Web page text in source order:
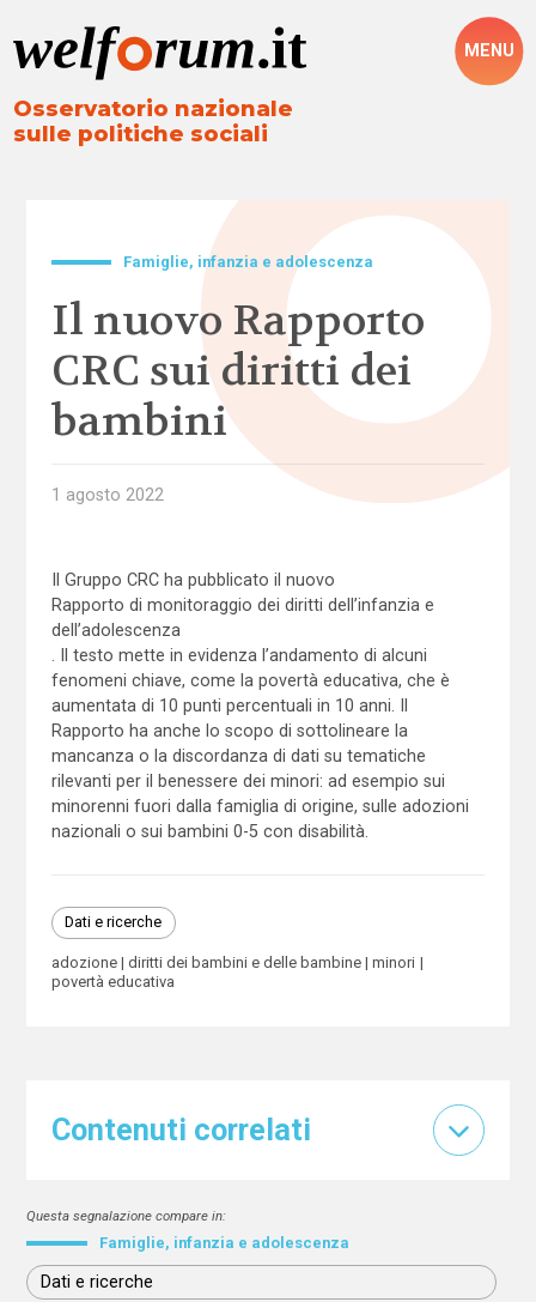
Osservatorio nazionale
sulle politiche sociali
MENU
Famiglie, infanzia e adolescenza
Il nuovo Rapporto
CRC sui diritti dei
bambini
1 agosto 2022
Il Gruppo CRC ha pubblicato il nuovo
Rapporto di monitoraggio dei diritti dell’infanzia e
dell’adolescenza
. Il testo mette in evidenza l’andamento di alcuni
fenomeni chiave, come la povertà educativa, che è
aumentata di 10 punti percentuali in 10 anni. Il
Rapporto ha anche lo scopo di sottolineare la
mancanza o la discordanza di dati su tematiche
rilevanti per il benessere dei minori: ad esempio sui
minorenni fuori dalla famiglia di origine, sulle adozioni
nazionali o sui bambini 0-5 con disabilità.
Dati e ricerche
adozione diritti dei bambini e delle bambine
minori
povertà educativa
Contenuti correlati
Questa segnalazione compare in:
Famiglie, infanzia e adolescenza
Dati e ricerche